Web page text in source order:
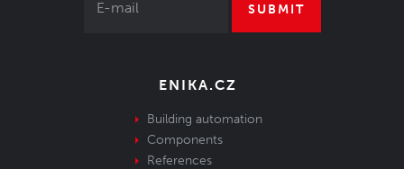
SUBMIT
ENIKA.CZ
Building automation
Components
References